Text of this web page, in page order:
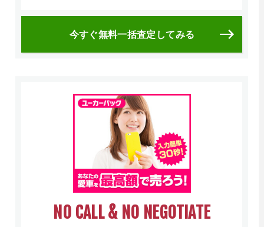
今すぐ無料一括査定してみる
NO CALL & NO NEGOTIATE